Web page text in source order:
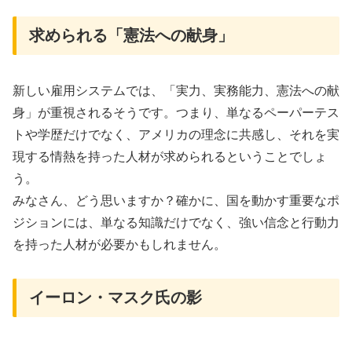
求められる「憲法への献身」
新しい雇用システムでは、「実力、実務能力、憲法への献
身」が重視されるそうです。つまり、単なるペーパーテス
トや学歴だけでなく、アメリカの理念に共感し、それを実
現する情熱を持った人材が求められるということでしょ
う。
みなさん、どう思いますか？確かに、国を動かす重要なポ
ジションには、単なる知識だけでなく、強い信念と行動力
を持った人材が必要かもしれません。
イーロン・マスク氏の影